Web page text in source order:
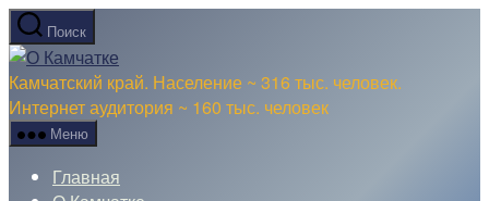
Перейти
к
содержимому
Поиск
Камчатке
Камчатский край. Население ~ 316 тыс. человек.
Интернет аудитория ~ 160 тыс. человек
Меню
Главная